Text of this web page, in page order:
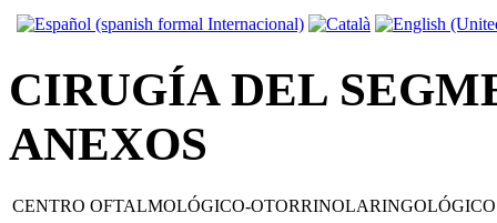
CIRUGÍA DEL
ANEXOS
CENTRO OFTALMOLÓGICO-OTORRINOLARINGOLÓGICO